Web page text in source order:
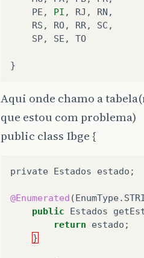
PE , PI , RJ , RN ,
RS , RO, RR, SC ,
SP, SE , TO
}
Aqui onde chamo a
que estou com problema)
public class Ibge {
private Estados estado ;
@Enumerated (EnumType.
public
Estados
return
estado ;
}